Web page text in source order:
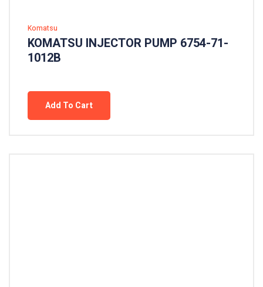
Komatsu
KOMATSU INJECTOR PUMP 6754-71-
1012B
Add To Cart